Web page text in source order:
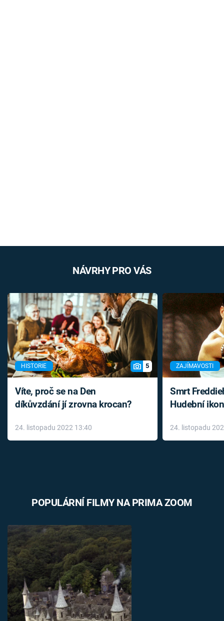
NÁVRHY PRO VÁS
HISTORIE 5
Víte, proč se na Den
díkůvzdání jí zrovna krocan?
24. listopadu 2022 13:40
ZAJÍMAVOSTI
Smrt
Hudební
léky
24. listopadu
POPULÁRNÍ FILMY NA PRIMA ZOOM